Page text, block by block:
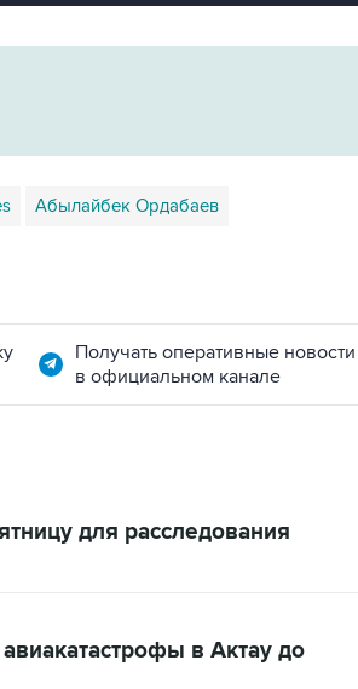
Абылайбек Ордабаев
Получать оперативные новости
в официальном канале
для расследования
в Актау до